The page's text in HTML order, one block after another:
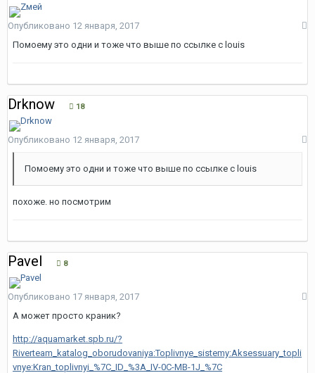
Опубликовано 12 января, 2017
Помоему это одни и тоже что выше по ссылке с louis
Drknow 18
Опубликовано 12 января, 2017
Помоему это одни и тоже что выше по ссылке с louis
похоже. но посмотрим
Pavel 8
Опубликовано 17 января, 2017
А может просто краник?
http://aquamarket.spb.ru/?
Riverteam_katalog_oborudovaniya:Toplivnye_sistemy:Aksessuary_topli
vnye:Kran_toplivnyi_%7C_ID_%3A_IV-0C-MB-1J_%7C